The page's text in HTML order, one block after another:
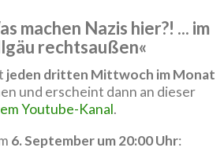
machen Nazis hier?! ... im
rechtsaußen«
jeden dritten Mittwoch im Monat
und erscheint dann an dieser
Youtube-Kanal.
6. September um 20:00 Uhr: